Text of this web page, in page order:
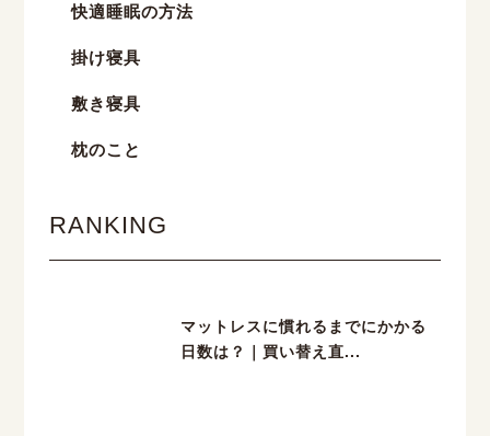
快適睡眠の方法
掛け寝具
敷き寝具
枕のこと
RANKING
マットレスに慣れるまでにかかる
日数は？｜買い替え直...